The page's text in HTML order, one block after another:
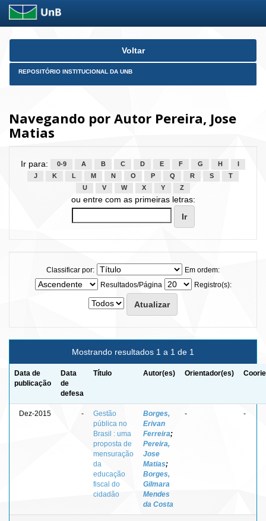
Skip
Voltar
REPOSITÓRIO INSTITUCIONAL DA UNB
Navegando por Autor Pereira, Jose
Matias
Ir para: 0-9 A B C D E F G H
J
K L M N O P Q R S
T
U
V W X Y Z
ou entre com as primeiras letras:
Classificar por:
Em ordem:
Resultados/Página
Registro(s):
Mostrando resultados 1 a 1 de 1
Data de
publicação
Data
de
defesa
Título Autor(es) Orientador(es)
Dez-2015 -
Gestão
pública no
Brasil : uma
proposta de
mensuração
da
educação
fiscal do
cidadão
Borges,
Erivan
Ferreira;
Pereira,
Jose
Matias;
Borges,
Gilmara
Mendes
da Costa
- -